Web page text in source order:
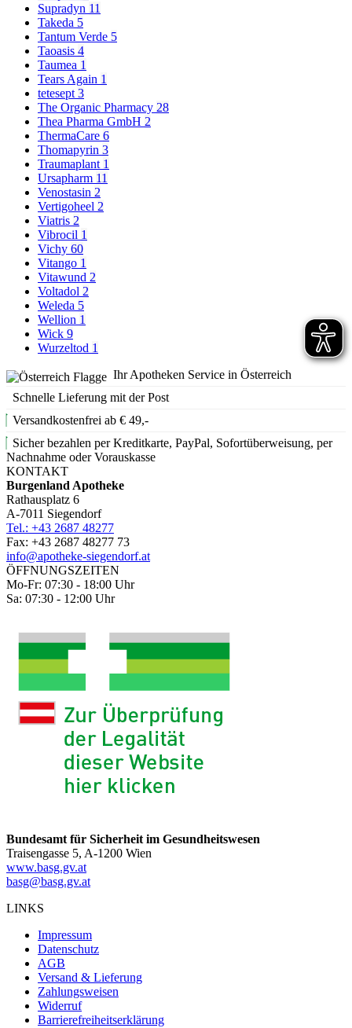
Supradyn 11
Takeda 5
Tantum Verde 5
Taoasis 4
Taumea 1
Tears Again 1
tetesept 3
The Organic Pharmacy 28
Thea Pharma GmbH 2
ThermaCare 6
Thomapyrin 3
Traumaplant 1
Ursapharm 11
Venostasin 2
Vertigoheel 2
Viatris 2
Vibrocil 1
Vichy 60
Vitango 1
Vitawund 2
Voltadol 2
Weleda 5
Wellion 1
Wick 9
Wurzeltod 1
Ihr Apotheken Service in Österreich
Schnelle Lieferung mit der Post
Versandkostenfrei ab € 49,-
Sicher bezahlen per Kreditkarte, PayPal, Sofortüberweisung, per
Nachnahme oder Vorauskasse
KONTAKT
Burgenland Apotheke
Rathausplatz 6
A-7011 Siegendorf
Tel.: +43 2687 48277
Fax: +43 2687 48277 73
info@apotheke-siegendorf.at
ÖFFNUNGSZEITEN
Mo-Fr: 07:30 - 18:00 Uhr
Sa: 07:30 - 12:00 Uhr
Bundesamt für Sicherheit im Gesundheitswesen
Traisengasse 5, A-1200 Wien
www.basg.gv.at
basg@basg.gv.at
LINKS
Impressum
Datenschutz
AGB
Versand & Lieferung
Zahlungsweisen
Widerruf
Barrierefreiheitserklärung